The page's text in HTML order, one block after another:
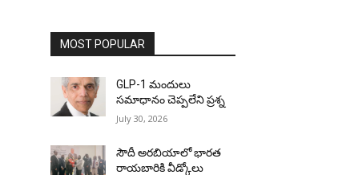
MOST POPULAR
GLP-1 మందులు
సమాధానం చెప్పలేని ప్రశ్న
July 30, 2026
సౌదీ అరబియాలో భారత
రాయబారికి వీడ్కోలు